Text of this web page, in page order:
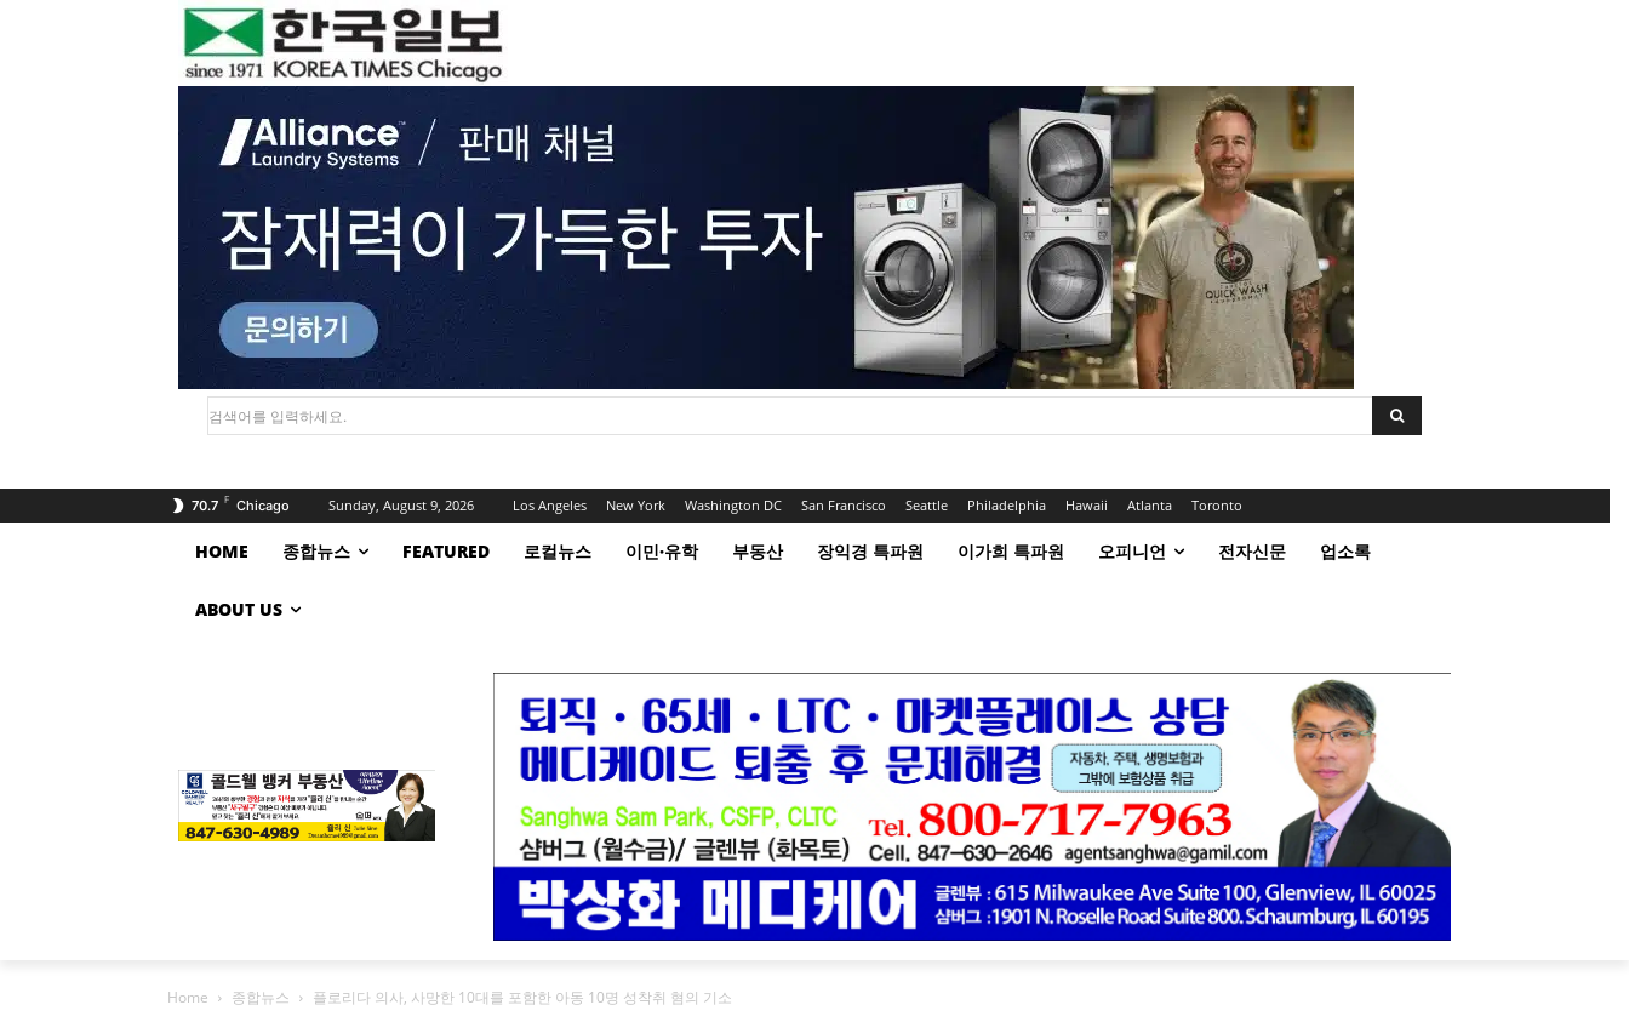
검색어를 입력하세요.
70.7 F Chicago Sunday, August 9, 2026 Los Angeles New York Washington DC San Francisco Seattle Philadelphia Hawaii Atlanta Toronto
HOME 종합뉴스 FEATURED 로컬뉴스 이민·유학 부동산 장익경 특파원 이가희 특파원 오피니언 전자신문 업소록
ABOUT US
Home 종합뉴스 플로리다 의사, 사망한 10대를 포함한 아동 10명 성착취 혐의 기소